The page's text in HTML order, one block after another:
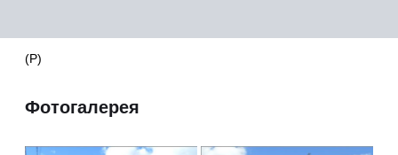
(Р)
Фотогалерея